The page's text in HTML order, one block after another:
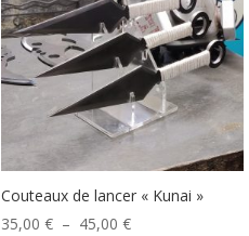
Couteaux de lancer « Kunai »
35,00 € – 45,00 €Plage